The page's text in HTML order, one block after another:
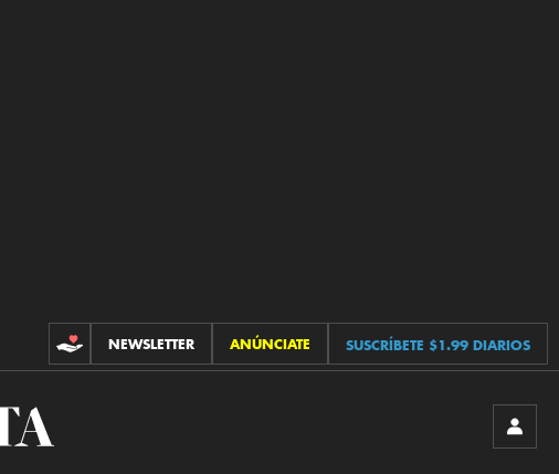
CONTRIBUCIONES
NEWSLETTER ANÚNCIATE SUSCRÍBETE $1.99 DIARIOS